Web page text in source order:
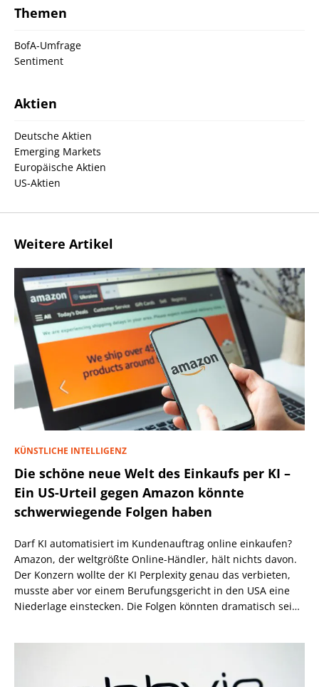
Themen
BofA-Umfrage
Sentiment
Aktien
Deutsche Aktien
Emerging Markets
Europäische Aktien
US-Aktien
Weitere Artikel
KÜNSTLICHE INTELLIGENZ
Die schöne neue Welt des Einkaufs per KI –
Ein US-Urteil gegen Amazon könnte
schwerwiegende Folgen haben
Darf KI automatisiert im Kundenauftrag online einkaufen?
Amazon, der weltgrößte Online-Händler, hält nichts davon.
Der Konzern wollte der KI Perplexity genau das verbieten,
musste aber vor einem Berufungsgericht in den USA eine
Niederlage einstecken. Die Folgen könnten dramatisch sein,